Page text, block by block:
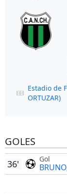
Estadio de
ORTUZAR)
GOLES
Gol
36'